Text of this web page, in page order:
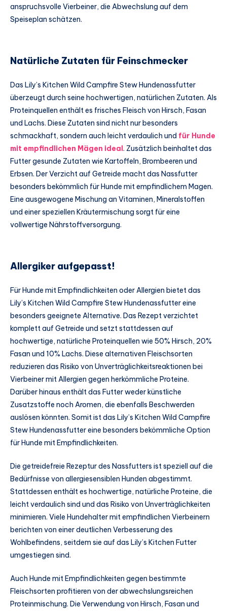
anspruchsvolle Vierbeiner, die Abwechslung auf dem
Speiseplan schätzen.
Natürliche Zutaten für Feinschmecker
Das Lily’s Kitchen Wild Campfire Stew Hundenassfutter
überzeugt durch seine hochwertigen, natürlichen Zutaten. Als
Proteinquellen enthält es frisches Fleisch von Hirsch, Fasan
und Lachs. Diese Zutaten sind nicht nur besonders
schmackhaft, sondern auch leicht verdaulich und für Hunde
mit empfindlichen Mägen ideal. Zusätzlich beinhaltet das
Futter gesunde Zutaten wie Kartoffeln, Brombeeren und
Erbsen. Der Verzicht auf Getreide macht das Nassfutter
besonders bekömmlich für Hunde mit empfindlichem Magen.
Eine ausgewogene Mischung an Vitaminen, Mineralstoffen
und einer speziellen Kräutermischung sorgt für eine
vollwertige Nährstoffversorgung.
Allergiker aufgepasst!
Für Hunde mit Empfindlichkeiten oder Allergien bietet das
Lily’s Kitchen Wild Campfire Stew Hundenassfutter eine
besonders geeignete Alternative. Das Rezept verzichtet
komplett auf Getreide und setzt stattdessen auf
hochwertige, natürliche Proteinquellen wie 50% Hirsch, 20%
Fasan und 10% Lachs. Diese alternativen Fleischsorten
reduzieren das Risiko von Unverträglichkeitsreaktionen bei
Vierbeiner mit Allergien gegen herkömmliche Proteine.
Darüber hinaus enthält das Futter weder künstliche
Zusatzstoffe noch Aromen, die ebenfalls Beschwerden
auslösen könnten. Somit ist das Lily’s Kitchen Wild Campfire
Stew Hundenassfutter eine besonders bekömmliche Option
für Hunde mit Empfindlichkeiten.
Die getreidefreie Rezeptur des Nassfutters ist speziell auf die
Bedürfnisse von allergiesensiblen Hunden abgestimmt.
Stattdessen enthält es hochwertige, natürliche Proteine, die
leicht verdaulich sind und das Risiko von Unverträglichkeiten
minimieren. Viele Hundehalter mit empfindlichen Vierbeinern
berichten von einer deutlichen Verbesserung des
Wohlbefindens, seitdem sie auf das Lily’s Kitchen Futter
umgestiegen sind.
Auch Hunde mit Empfindlichkeiten gegen bestimmte
Fleischsorten profitieren von der abwechslungsreichen
Proteinmischung. Die Verwendung von Hirsch, Fasan und